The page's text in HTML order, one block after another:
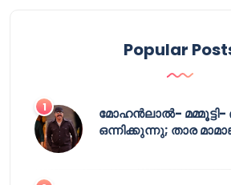
Popular
മോഹൻലാൽ- മമ്മൂട്ടി-
ഒന്നിക്കുന്നു; താര